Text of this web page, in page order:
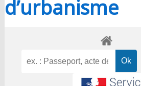
d’urbanisme